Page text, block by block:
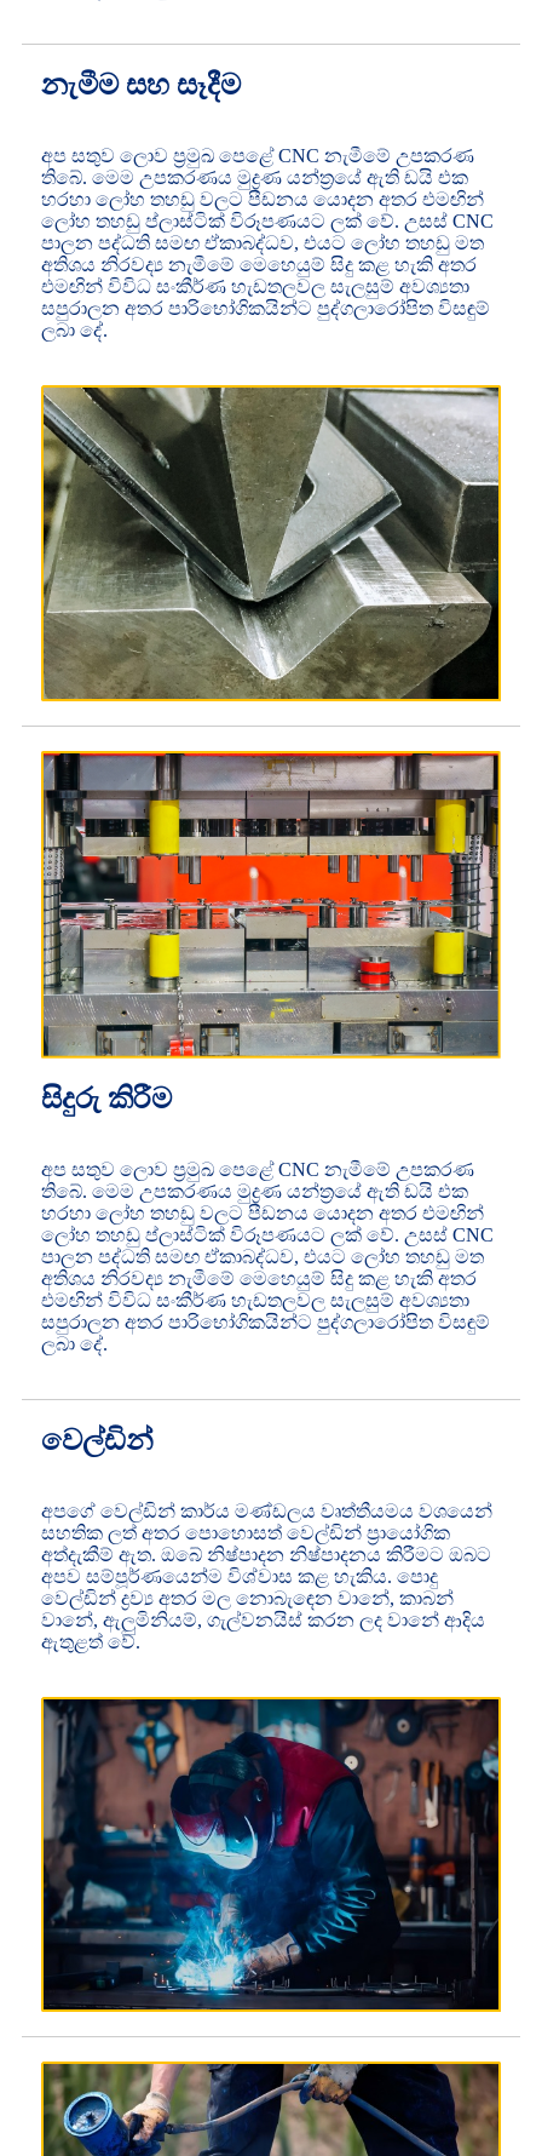
නැමීම සහ සෑදීම
අප සතුව ලොව ප්‍රමුඛ පෙළේ CNC නැමීමේ උපකරණ
තිබේ. මෙම උපකරණය මුද්‍රණ යන්ත්‍රයේ ඇති ඩයි එක
හරහා ලෝහ තහඩු වලට පීඩනය යොදන අතර එමඟින්
ලෝහ තහඩු ප්ලාස්ටික් විරූපණයට ලක් වේ. උසස් CNC
පාලන පද්ධති සමඟ ඒකාබද්ධව, එයට ලෝහ තහඩු මත
අතිශය නිරවද්‍ය නැමීමේ මෙහෙයුම් සිදු කළ හැකි අතර
එමඟින් විවිධ සංකීර්ණ හැඩතලවල සැලසුම් අවශ්‍යතා
සපුරාලන අතර පාරිභෝගිකයින්ට පුද්ගලාරෝපිත විසඳුම්
ලබා දේ.
සිදුරු කිරීම
අප සතුව ලොව ප්‍රමුඛ පෙළේ CNC නැමීමේ උපකරණ
තිබේ. මෙම උපකරණය මුද්‍රණ යන්ත්‍රයේ ඇති ඩයි එක
හරහා ලෝහ තහඩු වලට පීඩනය යොදන අතර එමඟින්
ලෝහ තහඩු ප්ලාස්ටික් විරූපණයට ලක් වේ. උසස් CNC
පාලන පද්ධති සමඟ ඒකාබද්ධව, එයට ලෝහ තහඩු මත
අතිශය නිරවද්‍ය නැමීමේ මෙහෙයුම් සිදු කළ හැකි අතර
එමඟින් විවිධ සංකීර්ණ හැඩතලවල සැලසුම් අවශ්‍යතා
සපුරාලන අතර පාරිභෝගිකයින්ට පුද්ගලාරෝපිත විසඳුම්
ලබා දේ.
වෙල්ඩින්
අපගේ වෙල්ඩින් කාර්ය මණ්ඩලය වෘත්තීයමය වශයෙන්
සහතික ලත් අතර පොහොසත් වෙල්ඩින් ප්‍රායෝගික
අත්දැකීම් ඇත. ඔබේ නිෂ්පාදන නිෂ්පාදනය කිරීමට ඔබට
අපව සම්පූර්ණයෙන්ම විශ්වාස කළ හැකිය. පොදු
වෙල්ඩින් ද්‍රව්‍ය අතර මල නොබැඳෙන වානේ, කාබන්
වානේ, ඇලුමිනියම්, ගැල්වනයිස් කරන ලද වානේ ආදිය
ඇතුළත් වේ.